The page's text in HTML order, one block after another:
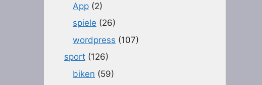
App (2)
spiele (26)
wordpress (107)
sport (126)
biken (59)